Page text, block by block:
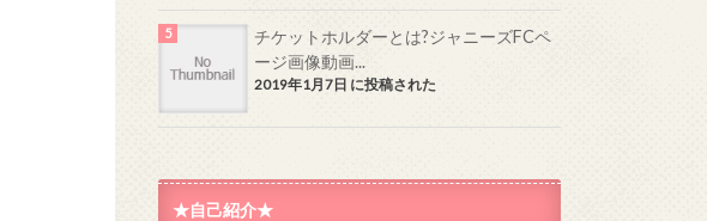
チケットホルダーとは?ジャニーズFCペ
ージ画像動画...
2019年1月7日 に投稿された
★自己紹介★